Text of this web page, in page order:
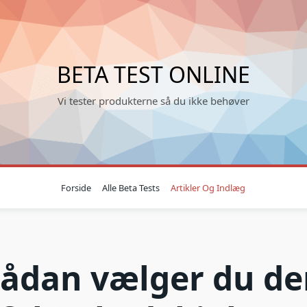
BETA TEST ONLINE
Vi tester produkterne så du ikke behøver
Forside Alle Beta Tests Artikler Og Indlæg
vælger du